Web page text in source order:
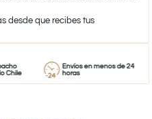
desde que recibes tus
Envíos en menos de 24
horas